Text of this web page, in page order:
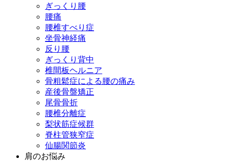
ぎっくり腰
腰痛
腰椎すべり症
坐骨神経痛
反り腰
ぎっくり背中
椎間板ヘルニア
骨粗鬆症による腰の痛み
産後骨盤矯正
尾骨骨折
腰椎分離症
梨状筋症候群
脊柱管狭窄症
仙腸関節炎
肩のお悩み